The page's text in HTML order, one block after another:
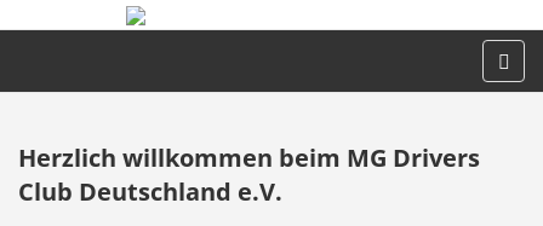
Herzlich willkommen beim MG Drivers
Club Deutschland e.V.